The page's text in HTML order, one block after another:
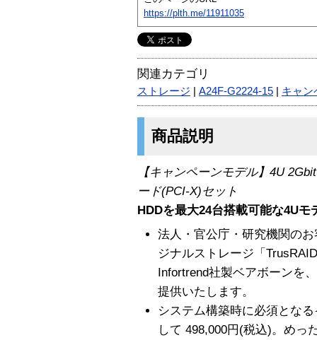
https://plth.me/11911035
関連カテゴリ
ストレージ A24F-G2224-15 キャン
商品説明
【キャンペーンモデル】4U
ード(PCI-X)セット
HDDを最大24台搭載可能な4Uモ
法人・官公庁・研究機関の
ジナルストレージ「
Infortrend社製ベアボーンを
提供いたします。
システム構築時に必須とな
して 498,000円(税込)。めっ